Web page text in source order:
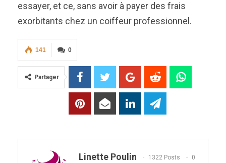
essayer, et ce, sans avoir à payer des frais
exorbitants chez un coiffeur professionnel.
0
141
Partager
Linette Poulin 1322 Posts 0